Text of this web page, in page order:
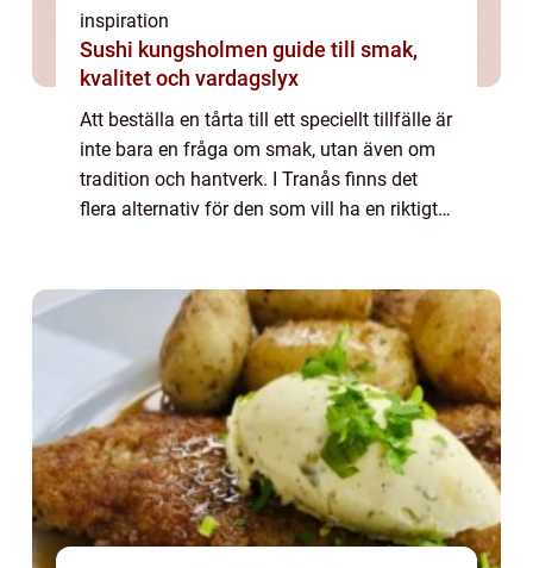
inspiration
Sushi kungsholmen guide till smak,
kvalitet och vardagslyx
Att beställa en tårta till ett speciellt tillfälle är
inte bara en fråga om smak, utan även om
tradition och hantverk. I Tranås finns det
flera alternativ för den som vill ha en riktigt